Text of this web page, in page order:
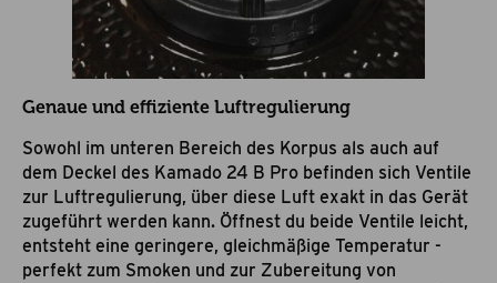
Genaue und effiziente Luftregulierung
Sowohl im unteren Bereich des Korpus als auch auf
dem Deckel des Kamado 24 B Pro befinden sich Ventile
zur Luftregulierung, über diese Luft exakt in das Gerät
zugeführt werden kann. Öffnest du beide Ventile leicht,
entsteht eine geringere, gleichmäßige Temperatur -
perfekt zum Smoken und zur Zubereitung von